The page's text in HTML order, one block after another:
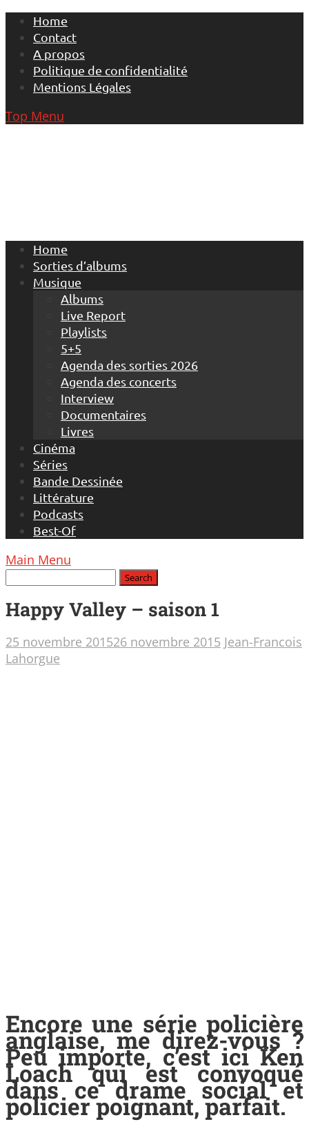
Skip
content
Home
Contact
A propos
Politique de confidentialité
Mentions Légales
Top Menu
Home
Sorties d’albums
Musique
Albums
Live Report
Playlists
5+5
Agenda des sorties 2026
Agenda des concerts
Interview
Documentaires
Livres
Cinéma
Séries
Bande Dessinée
Littérature
Podcasts
Best-Of
Main Menu
Happy Valley – saison 1
25 novembre 201526 novembre 2015 Jean-Francois
Lahorgue
Encore une série policière
anglaise, me direz-vous ?
Peu importe, c’est ici Ken
Loach qui est convoqué
dans ce drame social et
policier poignant, parfait.